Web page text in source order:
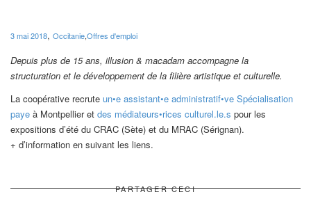
3 mai 2018, Occitanie,Offres d'emploi
Depuis plus de 15 ans, illusion & macadam accompagne la
structuration et le développement de la filière artistique et culturelle.
La coopérative recrute un•e assistant•e administratif•ve Spécialisation
paye à Montpellier et des médiateurs•rices culturel.le.s pour les
expositions d’été du CRAC (Sète) et du MRAC (Sérignan).
+ d’information en suivant les liens.
PARTAGER CECI